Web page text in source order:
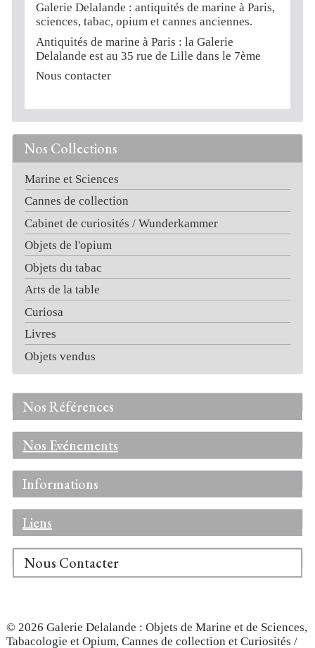
Nos Collections
Marine et Sciences
Cannes de collection
Cabinet de curiosités / Wunderkammer
Objets de l'opium
Objets du tabac
Arts de la table
Curiosa
Livres
Objets vendus
Nos Références
Nos Evénements
Informations
Liens
Nous Contacter
Galerie Delalande : antiquités de marine à Paris,
sciences, tabac, opium et cannes anciennes.
Antiquités de marine à Paris : la Galerie
Delalande est au 35 rue de Lille dans le 7ème
Nous contacter
© 2026 Galerie Delalande : Objets de Marine et de Sciences,
Tabacologie et Opium, Cannes de collection et Curiosités /